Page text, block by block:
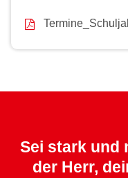
Sei stark und
der Herr,